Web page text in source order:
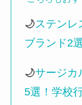
🌙 ステンレ
ブランド2
🌙サージカ
5選！学校